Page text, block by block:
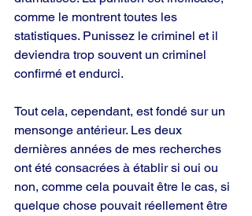
comme le montrent toutes les
statistiques. Punissez le criminel et il
deviendra trop souvent un criminel
confirmé et endurci.
Tout cela, cependant, est fondé sur un
mensonge antérieur. Les deux
dernières années de mes recherches
ont été consacrées à établir si oui ou
non, comme cela pouvait être le cas, si
quelque chose pouvait réellement être